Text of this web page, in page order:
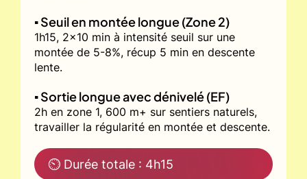
▪️ Seuil en montée longue (Zone 2)
1h15, 2x10 min à intensité seuil sur une
montée de 5-8%, récup 5 min en descente
lente.
▪️ Sortie longue avec dénivelé (EF)
2h en zone 1, 600 m+ sur sentiers naturels,
travailler la régularité en montée et descente.
⏲ Durée totale : 4h15